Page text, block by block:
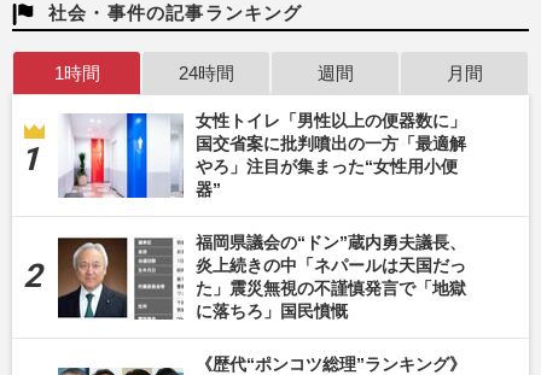
社会・事件の記事ランキング
1時間 24時間 週間 月間
女性トイレ「男性以上の便器数に」
国交省案に批判噴出の一方「最適解
やろ」注目が集まった“女性用小便
器”
福岡県議会の“ドン”蔵内勇夫議長、
炎上続きの中「ネパールは天国だっ
た」震災無視の不謹慎発言で「地獄
に落ちろ」国民憤慨
《歴代“ポンコツ総理”ランキング》